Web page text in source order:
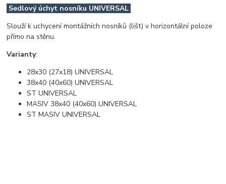
Sedlový úchyt nosníku UNIVERSAL
Slouží k uchycení montážních nosníků (lišt) v horizontální poloze
přímo na stěnu.
Varianty:
28x30 (27x18) UNIVERSAL
38x40 (40x60) UNIVERSAL
ST UNIVERSAL
MASIV 38x40 (40x60) UNIVERSAL
ST MASIV UNIVERSAL